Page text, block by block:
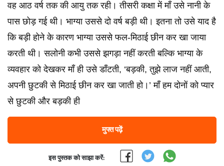
वह आठ वर्ष तक की आयु तक रही। तीसरी कक्षा में माँ उसे नानी के
पास छोड़ गई थी। भाग्या उससे दो वर्ष बड़ी थी। इतना तो उसे याद है
कि बड़ी होने के कारण भाग्या उससे फल-मिठाई छीन कर खा जाया
करती थी। सलोनी कभी उससे झगड़ा नहीं करती बल्कि भाग्या के
व्यवहार को देखकर माँ ही उसे डाँटती, ‘बड़की, तुझे लाज नहीं आती,
अपनी छुटकी से मिठाई छीन कर खा जाती हो।’ माँ हम दोनों को प्यार
से छुटकी और बड़की ही
मुफ्त पढ़ें
इस पुस्तक को साझा करें: